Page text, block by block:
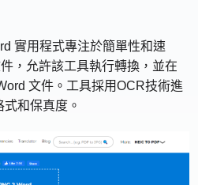
實用程式專注於簡單性和速
，允許該工具執行轉換，並在
文件。工具採用OCR技術進
和保真度。